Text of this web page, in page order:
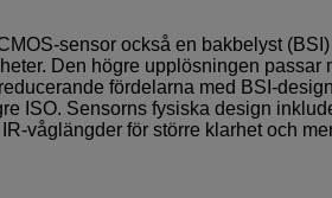
sensor också en bakbelyst (BSI)
Den högre upplösningen passar
fördelarna med BSI-
ISO. Sensorns fysiska design
våglängder för större klarhet och